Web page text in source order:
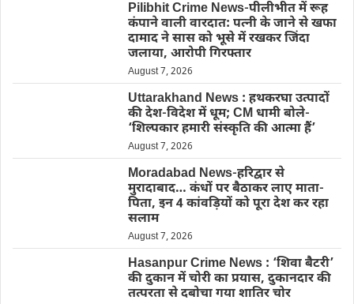
Pilibhit Crime News-पीलीभीत में रूह
कंपाने वाली वारदात: पत्नी के जाने से खफा
दामाद ने सास को भूसे में रखकर जिंदा
जलाया, आरोपी गिरफ्तार
August 7, 2026
Uttarakhand News : हथकरघा उत्पादों
की देश-विदेश में धूम; CM धामी बोले-
‘शिल्पकार हमारी संस्कृति की आत्मा हैं’
August 7, 2026
Moradabad News-हरिद्वार से
मुरादाबाद… कंधों पर बैठाकर लाए माता-
पिता, इन 4 कांवड़ियों को पूरा देश कर रहा
सलाम
August 7, 2026
Hasanpur Crime News : ‘शिवा बैटरी’
की दुकान में चोरी का प्रयास, दुकानदार की
तत्परता से दबोचा गया शातिर चोर